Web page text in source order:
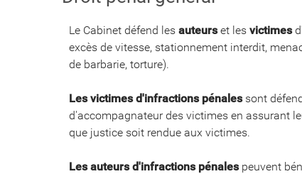
Le Cabinet défend les auteurset les victimes
excès de vitesse, stationnement interdit,
de barbarie, torture).
Les victimes d'infractions pénales sont
d'accompagnateur des victimes en assurant
que justice soit rendue aux victimes.
Les auteurs d'infractions pénalespeuvent